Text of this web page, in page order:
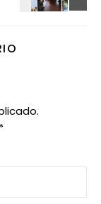
*